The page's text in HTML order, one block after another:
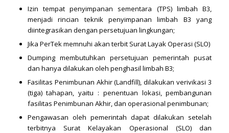
Izin tempat penyimpanan sementara (TPS) limbah B3,
menjadi rincian teknik penyimpanan limbah B3 yang
diintegrasikan dengan persetujuan lingkungan;
Jika PerTek memnuhi akan terbit Surat Layak Operasi (SLO)
Dumping membutuhkan persetujuan pemerintah pusat
dan hanya dilakukan oleh penghasil limbah B3;
Fasilitas Penimbunan Akhir (Landfill), dilakukan verivikasi 3
(tiga) tahapan, yaitu : penentuan lokasi, pembangunan
fasilitas Penimbunan Akhir, dan operasional penimbunan;
Pengawasan oleh pemerintah dapat dilakukan setelah
terbitnya Surat Kelayakan Operasional (SLO) dan